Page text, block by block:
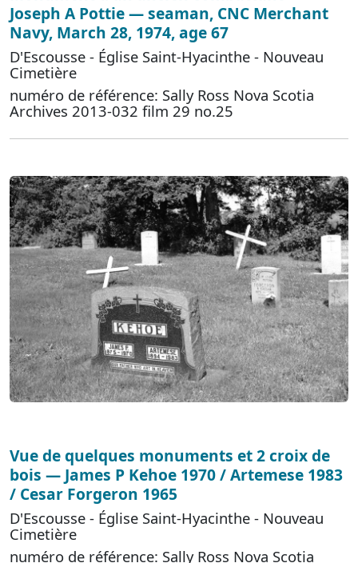
Joseph A Pottie — seaman, CNC Merchant
Navy, March 28, 1974, age 67
D'Escousse - Église Saint-Hyacinthe - Nouveau
Cimetière
numéro de référence: Sally Ross Nova Scotia
Archives 2013-032 film 29 no.25
Vue de quelques monuments et 2 croix de
bois — James P Kehoe 1970 / Artemese 1983
/ Cesar Forgeron 1965
D'Escousse - Église Saint-Hyacinthe - Nouveau
Cimetière
numéro de référence: Sally Ross Nova Scotia